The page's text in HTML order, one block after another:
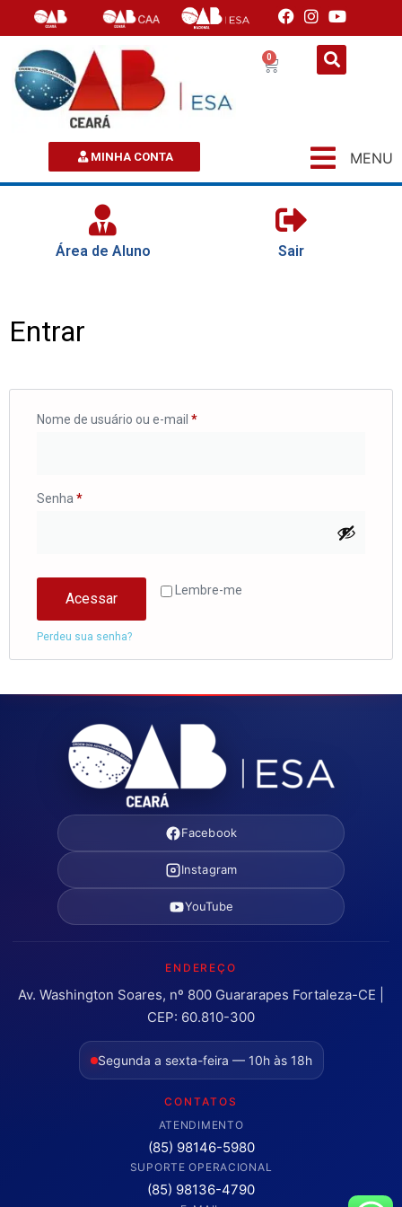
0
MINHA CONTA MENU
Área de Aluno Sair
Entrar
Nome de usuário ou e-mail *
Senha *
Lembre-me
Acessar
Perdeu sua senha?
Facebook
Instagram
YouTube
ENDEREÇO
Av. Washington Soares, nº 800 Guararapes Fortaleza-CE |
CEP: 60.810-300
Segunda a sexta-feira — 10h às 18h
CONTATOS
ATENDIMENTO
(85) 98146-5980
SUPORTE OPERACIONAL
(85) 98136-4790